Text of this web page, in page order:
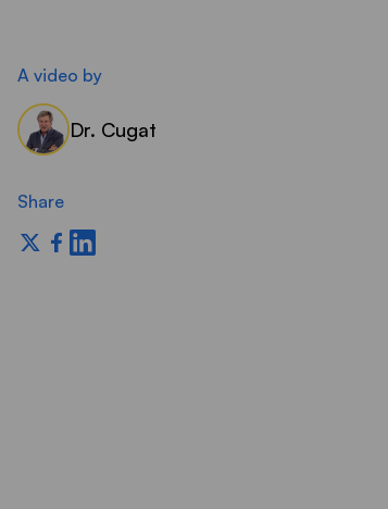
A video by
Dr. Cugat
Share